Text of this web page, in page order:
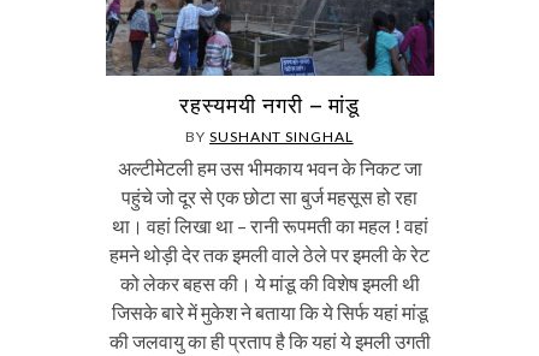
रहस्यमयी नगरी – मांडू
BYSUSHANT SINGHAL
अल्टीमेटली हम उस भीमकाय भवन के निकट जा
पहुंचे जो दूर से एक छोटा सा बुर्ज महसूस हो रहा
था। वहां लिखा था – रानी रूपमती का महल ! वहां
हमने थोड़ी देर तक इमली वाले ठेले पर इमली के रेट
को लेकर बहस की। ये मांडू की विशेष इमली थी
जिसके बारे में मुकेश ने बताया कि ये सिर्फ यहां मांडू
की जलवायु का ही प्रताप है कि यहां ये इमली उगती